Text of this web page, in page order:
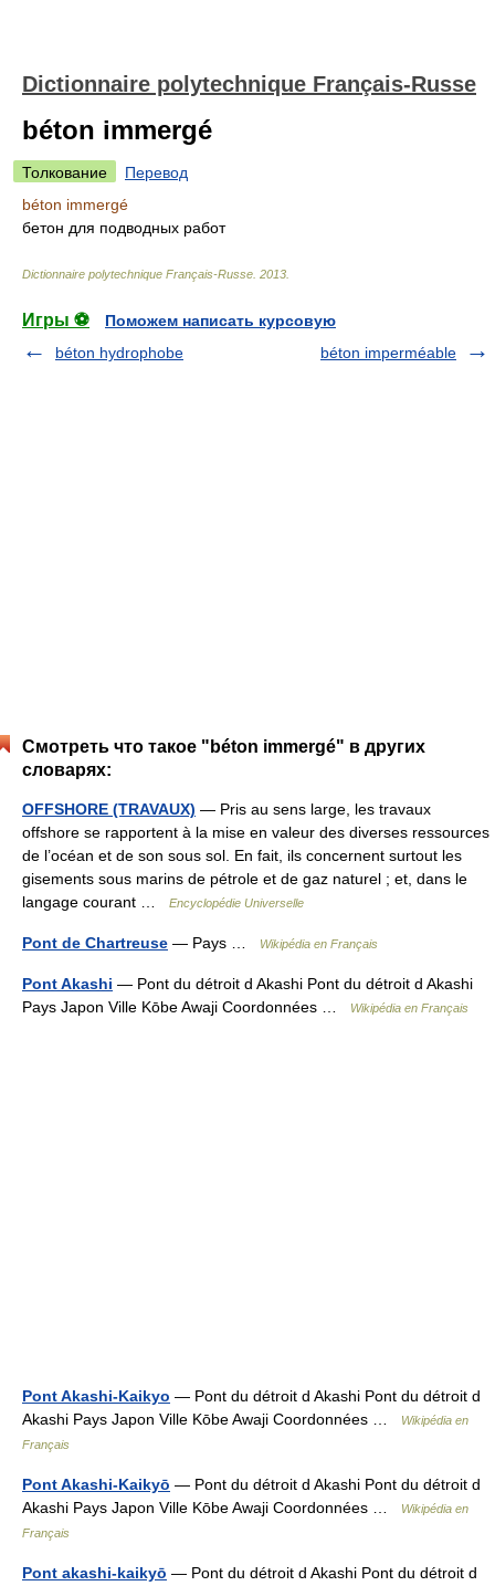
Dictionnaire polytechnique Français-Russe
béton immergé
Толкование
Перевод
béton immergé
бетон для подводных работ
Dictionnaire polytechnique Français-Russe 2013
Игры ⚽
Поможем написать курсовую
béton hydrophobe
béton imperméable
Смотреть что такое "béton immergé" в других
словарях:
OFFSHORE (TRAVAUX) — Pris au sens large, les travaux
offshore se rapportent à la mise en valeur des diverses ressources
de l’océan et de son sous sol. En fait, ils concernent surtout les
gisements sous marins de pétrole et de gaz naturel ; et, dans le
langage courant …
Encyclopédie Universelle
Pont de Chartreuse — Pays … Wikipédia en Français
Pont Akashi — Pont du détroit d Akashi Pont du détroit d Akashi
Pays Japon Ville Kōbe Awaji Coordonnées …
Wikipédia en Français
Pont Akashi-Kaikyo — Pont du détroit d Akashi Pont du détroit d
Akashi Pays Japon Ville Kōbe Awaji Coordonnées …
Wikipédia en
Français
Pont Akashi-Kaikyō — Pont du détroit d Akashi Pont du détroit d
Akashi Pays Japon Ville Kōbe Awaji Coordonnées …
Wikipédia en
Français
Pont akashi-kaikyō — Pont du détroit d Akashi Pont du détroit d